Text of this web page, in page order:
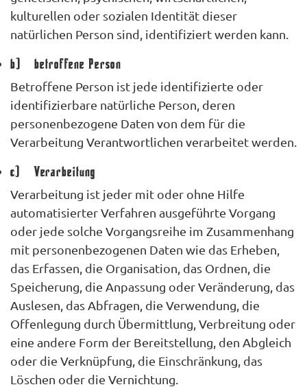
kulturellen oder sozialen Identität dieser
natürlichen Person sind, identifiziert werden kann.
b) betroffene Person
Betroffene Person ist jede identifizierte oder
identifizierbare natürliche Person, deren
personenbezogene Daten von dem für die
Verarbeitung Verantwortlichen verarbeitet werden.
c) Verarbeitung
Verarbeitung ist jeder mit oder ohne Hilfe
automatisierter Verfahren ausgeführte Vorgang
oder jede solche Vorgangsreihe im Zusammenhang
mit personenbezogenen Daten wie das Erheben,
das Erfassen, die Organisation, das Ordnen, die
Speicherung, die Anpassung oder Veränderung, das
Auslesen, das Abfragen, die Verwendung, die
Offenlegung durch Übermittlung, Verbreitung oder
eine andere Form der Bereitstellung, den Abgleich
oder die Verknüpfung, die Einschränkung, das
Löschen oder die Vernichtung.